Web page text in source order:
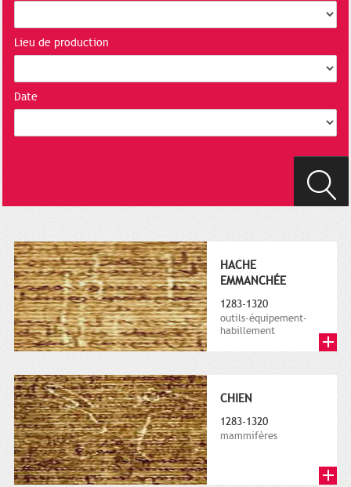
Lieu de production
Date
HACHE
EMMANCHÉE
1283-1320
outils-équipement-
habillement
CHIEN
1283-1320
mammifères